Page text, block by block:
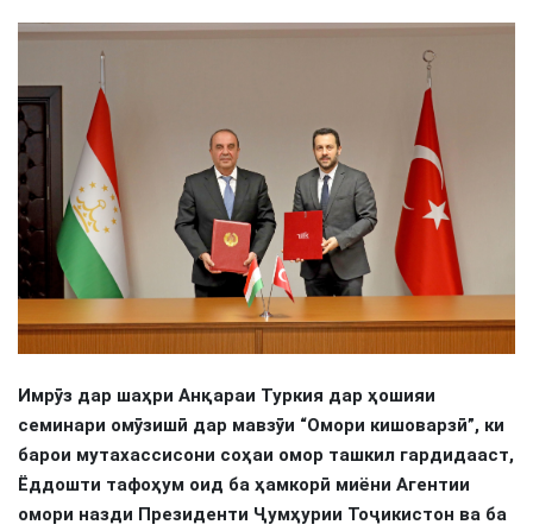
Имрӯз дар шаҳри Анқараи Туркия дар ҳошияи
семинари омӯзишӣ дар мавзӯи “Омори кишоварзӣ”, ки
барои мутахассисони соҳаи омор ташкил гардидааст,
Ёддошти тафоҳум оид ба ҳамкорӣ миёни Агентии
омори назди Президенти Ҷумҳурии Тоҷикистон ва ба